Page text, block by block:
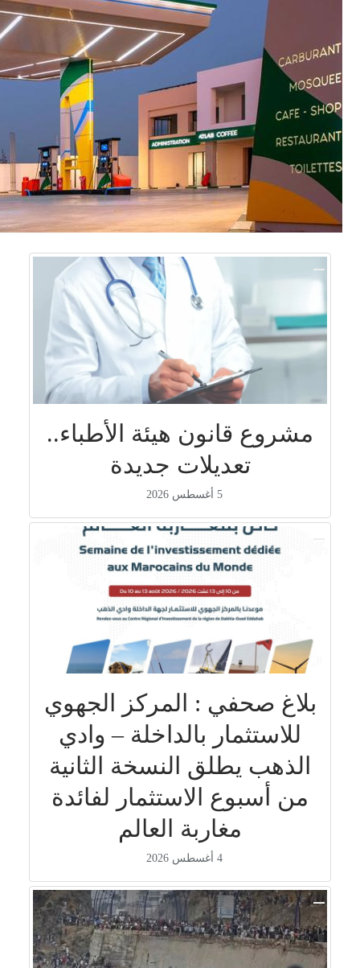
مشروع قانون هيئة الأطباء..
تعديلات جديدة
5 أغسطس 2026
بلاغ صحفي : المركز الجهوي
للاستثمار بالداخلة – وادي
الذهب يطلق النسخة الثانية
من أسبوع الاستثمار لفائدة
مغاربة العالم
4 أغسطس 2026